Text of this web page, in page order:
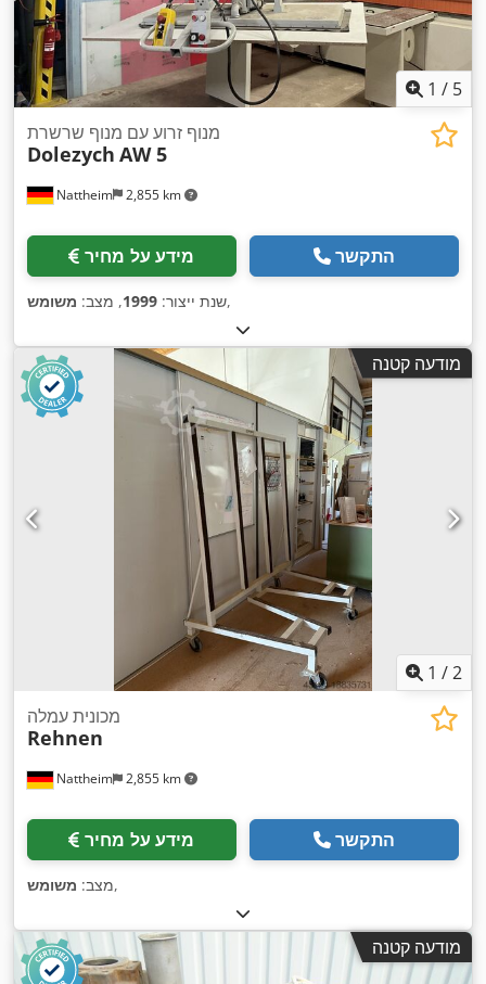
1 / 5
Nattheim 2,855 km
מנוף זרוע עם מנוף שרשרת
Dolezych AW 5
מידע על מחיר התקשר
שנת ייצור: 1999, מצב: משומש ,
מודעה קטנה
1 /2
Nattheim 2,855 km
מכונית עמלה
Rehnen
מידע על מחיר התקשר
מצב: משומש ,
מודעה קטנה